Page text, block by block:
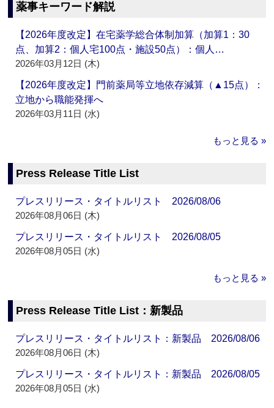
薬事キーワード解説
【2026年度改定】在宅薬学総合体制加算（加算1：30
点、加算2：個人宅100点・施設50点）：個人…
2026年03月12日 (木)
【2026年度改定】門前薬局等立地依存減算（▲15点）：
立地から職能発揮へ
2026年03月11日 (水)
もっと見る »
Press Release Title List
プレスリリース・タイトルリスト 2026/08/06
2026年08月06日 (木)
プレスリリース・タイトルリスト 2026/08/05
2026年08月05日 (水)
もっと見る »
Press Release Title List：新製品
プレスリリース・タイトルリスト：新製品 2026/08/06
2026年08月06日 (木)
プレスリリース・タイトルリスト：新製品 2026/08/05
2026年08月05日 (水)